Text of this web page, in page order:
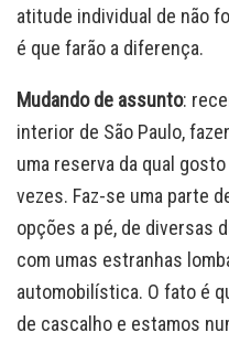
atitude individual de não
é que farão a diferença.
Mudando de assunto:
interior de São Paulo,
uma reserva da qual
vezes. Faz-se uma parte
opções a pé, de diversas
com umas estranhas
automobilística. O fato é
de cascalho e estamos